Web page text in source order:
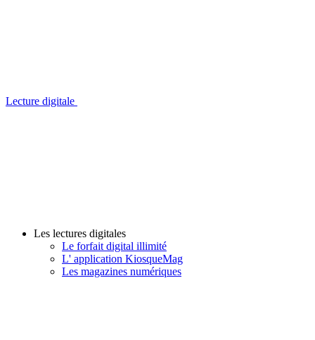
Lecture digitale
Les lectures digitales
Le forfait digital illimité
L' application KiosqueMag
Les magazines numériques